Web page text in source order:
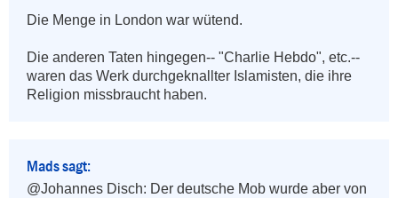
Die Menge in London war wütend.
Die anderen Taten hingegen-- "Charlie Hebdo", etc.--
waren das Werk durchgeknallter Islamisten, die ihre
Religion missbraucht haben.
Mads sagt:
@Johannes Disch: Der deutsche Mob wurde aber von